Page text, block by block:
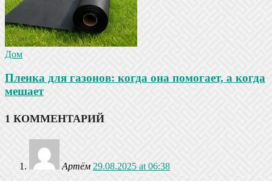
Дом
Пленка для газонов: когда она помогает, а когда
мешает
1 КОММЕНТАРИЙ
Артём 29.08.2025 at 06:38